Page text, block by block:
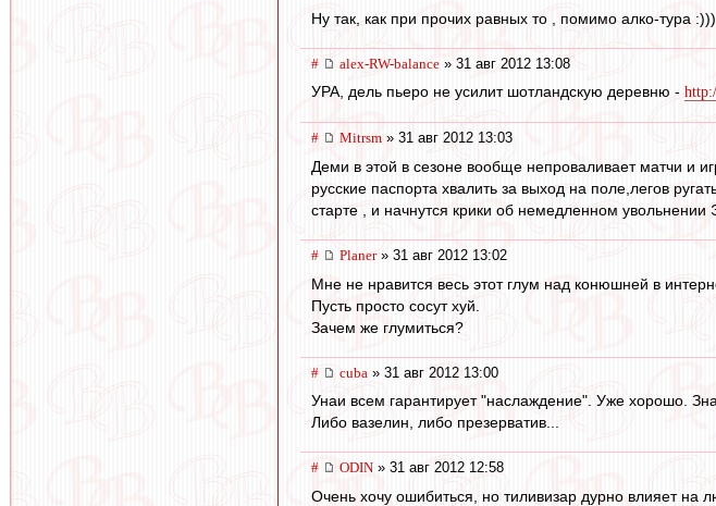
Ну так, как при прочих равных то , помимо алко-тура :)))
# alex-RW-balance » 31 авг 2012 13:08
УРА, дель пьеро не усилит шотландскую деревню -
# Mitrsm » 31 авг 2012 13:03
Деми в этой в сезоне вообще непроваливает матчи и
русские паспорта хвалить за выход на поле,легов
старте , и начнутся крики об немедленном
# Planer» 31 авг 2012 13:02
Мне не нравится весь этот глум над конюшней в
Пусть просто сосут хуй.
Зачем же глумиться?
# cuba » 31 авг 2012 13:00
Унаи всем гарантирует "наслаждение". Уже хорошо.
Либо вазелин, либо презерватив...
# ODIN » 31 авг 2012 12:58
Очень хочу ошибиться, но тиливизар дурно влияет